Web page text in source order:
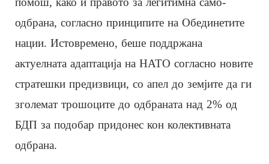
одбрана, согласно принципите на Обединетите
нации. Истовремено, беше поддржана
актуелната адаптација на НАТО согласно новите
стратешки предизвици, со апел до земјите да ги
зголемат трошоците до одбраната над 2% од
БДП за подобар придонес кон колективната
одбрана.